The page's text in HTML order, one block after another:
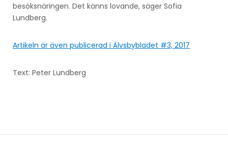
besöksnäringen. Det känns lovande, säger Sofia
Lundberg.
Artikeln är även publicerad i Älvsbybladet #3, 2017
Text: Peter Lundberg